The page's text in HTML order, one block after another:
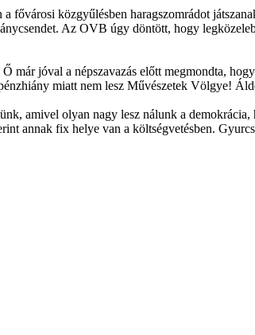
fővárosi közgyűlésben haragszomrádot
Az OVB úgy döntött, hogy
már jóval a népszavazás előtt megmondta,
miatt nem lesz Művészetek Völgye!
amivel olyan nagy lesz nálunk a
annak fix helye van a költségvetésben.